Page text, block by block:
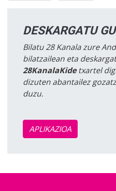
DESKARGATU
Bilatu 28 Kanala zure
bilatzailean eta
28KanalaKidetxartel
dizuten abantailez
duzu.
APLIKAZIOA